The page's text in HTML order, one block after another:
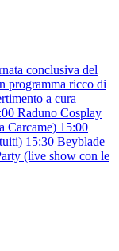
conclusiva del
programma ricco di
a cura
Raduno Cosplay
Carcame) 15:00
15:30 Beyblade
(live show con le